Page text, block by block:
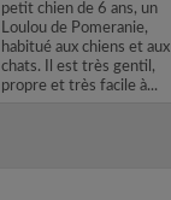
petit chien de 6 ans, un
Loulou de Pomeranie,
habitué aux chiens et aux
chats. Il est très gentil,
propre et très facile à...